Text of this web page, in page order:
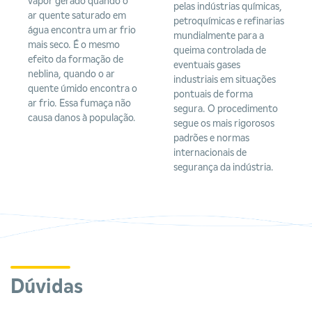
ar quente saturado em
água encontra um ar frio
mais seco. É o mesmo
efeito da formação de
neblina, quando o ar
quente úmido encontra o
ar frio. Essa fumaça não
causa danos à população.
pelas indústrias químicas,
petroquímicas e refinarias
mundialmente para a
queima controlada de
eventuais gases
industriais em situações
pontuais de forma
segura. O procedimento
segue os mais rigorosos
padrões e normas
internacionais de
segurança da indústria.
Dúvidas